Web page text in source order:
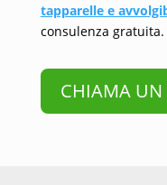
tapparelle e
consulenza gratuita.
CHIAMA UN